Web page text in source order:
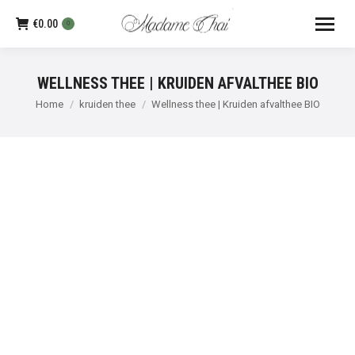
€0.00 0
WELLNESS THEE | KRUIDEN AFVALTHEE BIO
Je bent hier:
Home kruiden thee Wellness thee | Kruiden afvalthee BIO